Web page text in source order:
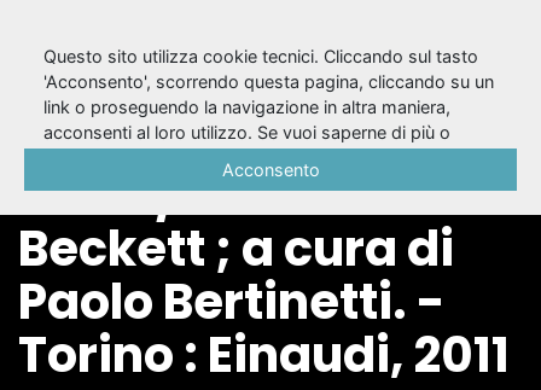
Racconti e prose
brevi / Samuel
Beckett ; a cura di
Paolo Bertinetti. -
Torino : Einaudi, 2011
Questo sito utilizza cookie tecnici. Cliccando sul tasto
'Acconsento', scorrendo questa pagina, cliccando su un
link o proseguendo la navigazione in altra maniera,
acconsenti al loro utilizzo. Se vuoi saperne di più o
Acconsento